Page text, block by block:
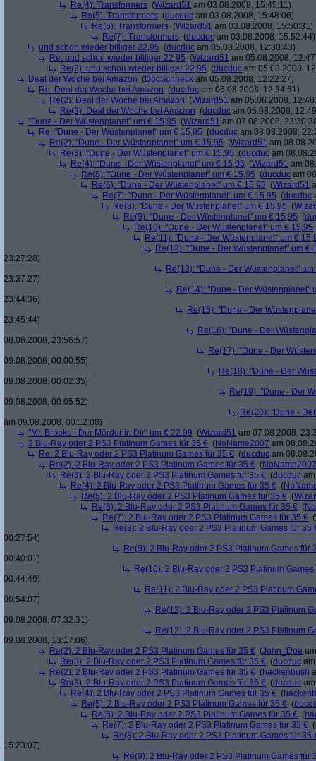
Re(4): Transformers (Wizard51 am 03.08.2008, 15:45:11)
Re(5): Transformers (ducduc am 03.08.2008, 15:48:06)
Re(6): Transformers (Wizard51 am 03.08.2008, 15:50:31)
Re(7): Transformers (ducduc am 03.08.2008, 15:52:44)
und schon wieder billiger 22,95 (ducduc am 05.08.2008, 12:30:43)
Re: und schon wieder billiger 22,95 (Wizard51 am 05.08.2008,
Re(2): und schon wieder billiger 22,95 (ducduc am 05.08.2008,
Deal der Woche bei Amazon (DocSchneck am 05.08.2008, 12:22:27)
Re: Deal der Woche bei Amazon (ducduc am 05.08.2008, 12:34:51)
Re(2): Deal der Woche bei Amazon (Wizard51 am 05.08.2008,
Re(3): Deal der Woche bei Amazon (ducduc am 05.08.2008,
"Dune - Der Wüstenplanet" um € 15,95 (Wizard51 am 07.08.2008,
Re: "Dune - Der Wüstenplanet" um € 15,95 (ducduc am 08.08.2008,
Re(2): "Dune - Der Wüstenplanet" um € 15,95 (Wizard51 am
Re(3): "Dune - Der Wüstenplanet" um € 15,95 (ducduc am
Re(4): "Dune - Der Wüstenplanet" um € 15,95 (Wizard51 am
Re(5): "Dune - Der Wüstenplanet" um € 15,95 (ducduc am
Re(6): "Dune - Der Wüstenplanet" um € 15,95 (Wizard51
Re(7): "Dune - Der Wüstenplanet" um € 15,95 (ducduc
Re(8): "Dune - Der Wüstenplanet" um € 15,95 (
Re(9): "Dune - Der Wüstenplanet" um € 15,95 (
Re(10): "Dune - Der Wüstenplanet" um € 15,95
Re(11): "Dune - Der Wüstenplanet" um €
Re(12): "Dune - Der Wüstenplanet" um €
23:27:28)
Re(13): "Dune - Der Wüstenplanet"
23:37:27)
Re(14): "Dune - Der Wüstenplanet"
23:44:36)
Re(15): "Dune - Der
23:45:44)
Re(16): "Dune - Der
08.08.2008, 23:56:57)
Re(17): "Dune - Der
09.08.2008, 00:00:55)
Re(18): "Dune - Der
09.08.2008, 00:02:35)
Re(19): "Dune - Der
09.08.2008, 00:05:52)
Re(20): "Dune -
am 09.08.2008, 00:12:08)
"Mr. Brooks - Der Mörder in Dir" um € 22,99 (Wizard51 am 07.08.2008,
2 Blu-Ray oder 2 PS3 Platinum Games für 35 € (NoName2007 am
Re: 2 Blu-Ray oder 2 PS3 Platinum Games für 35 € (ducduc am
Re(2): 2 Blu-Ray oder 2 PS3 Platinum Games für 35 € (NoName2007
Re(3): 2 Blu-Ray oder 2 PS3 Platinum Games für 35 € (ducduc
Re(4): 2 Blu-Ray oder 2 PS3 Platinum Games für 35 € (
Re(5): 2 Blu-Ray oder 2 PS3 Platinum Games für 35 € (
Re(6): 2 Blu-Ray oder 2 PS3 Platinum Games für 35 € (
Re(7): 2 Blu-Ray oder 2 PS3 Platinum Games für 35 € (
Re(8): 2 Blu-Ray oder 2 PS3 Platinum Games für 35
00:27:54)
Re(9): 2 Blu-Ray oder 2 PS3 Platinum Games für
00:40:01)
Re(10): 2 Blu-Ray oder 2 PS3 Platinum Games
00:44:46)
Re(11): 2 Blu-Ray oder 2 PS3 Platinum
00:54:07)
Re(12): 2 Blu-Ray oder 2 PS3 Platinum
09.08.2008, 07:32:31)
Re(12): 2 Blu-Ray oder 2 PS3 Platinum
09.08.2008, 13:17:06)
Re(2): 2 Blu-Ray oder 2 PS3 Platinum Games für 35 € (John_Doe
Re(3): 2 Blu-Ray oder 2 PS3 Platinum Games für 35 € (ducduc
Re(2): 2 Blu-Ray oder 2 PS3 Platinum Games für 35 € (hackenbush
Re(3): 2 Blu-Ray oder 2 PS3 Platinum Games für 35 € (ducduc
Re(4): 2 Blu-Ray oder 2 PS3 Platinum Games für 35 € (
Re(5): 2 Blu-Ray oder 2 PS3 Platinum Games für 35 € (
Re(6): 2 Blu-Ray oder 2 PS3 Platinum Games für 35 € (
Re(7): 2 Blu-Ray oder 2 PS3 Platinum Games für 35 € (
Re(8): 2 Blu-Ray oder 2 PS3 Platinum Games für 35
15:23:07)
Re(9): 2 Blu-Ray oder 2 PS3 Platinum Games für